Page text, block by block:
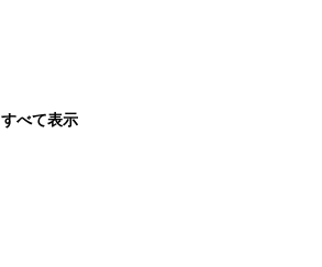
すべて表示